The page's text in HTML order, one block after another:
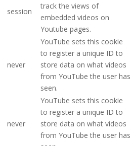
session
track the views of
embedded videos on
Youtube pages.
never
YouTube sets this cookie
to register a unique ID to
store data on what videos
from YouTube the user has
seen.
never
YouTube sets this cookie
to register a unique ID to
store data on what videos
from YouTube the user has